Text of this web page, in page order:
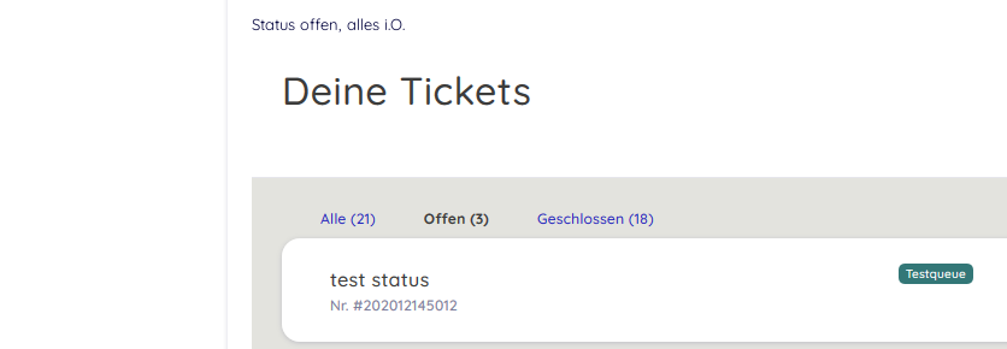
Status offen, alles i.O.